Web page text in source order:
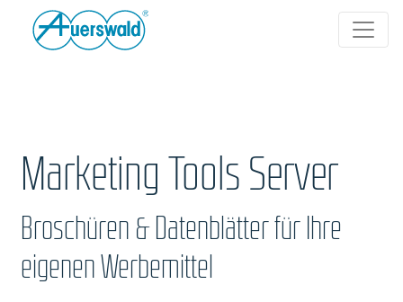
Marketing Tools Server
Broschüren & Datenblätter für Ihre
eigenen Werbemittel